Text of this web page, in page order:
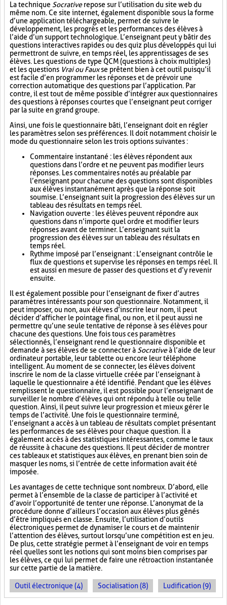
La technique Socrativerepose sur l’utilisation du site web du
même nom. Ce site internet, également disponible sous la forme
d’une application téléchargeable, permet de suivre le
développement, les progrès et les performances des élèves à
l’aide d’un support technologique. L’enseignant peut y bâtir des
questions interactives rapides ou des quiz plus développés qui lui
permettront de suivre, en temps réel, les apprentissages de ses
élèves. Les questions de type QCM (questions à choix multiples)
et les questions Vrai ou Fauxse prêtent bien à cet outil puisqu’il
est facile d’en programmer les réponses et de prévoir une
correction automatique des questions par l’application. Par
contre, il est tout de même possible d’intégrer aux questionnaires
des questions à réponses courtes que l’enseignant peut corriger
par la suite en grand groupe.
Ainsi, une fois le questionnaire bâti, l’enseignant doit en régler
les paramètres selon ses préférences. Il doit notamment choisir le
mode du questionnaire selon les trois options suivantes :
Commentaire instantané : les élèves répondent aux
questions dans l’ordre et ne peuvent pas modifier leurs
réponses. Les commentaires notés au préalable par
l’enseignant pour chacune des questions sont disponibles
aux élèves instantanément après que la réponse soit
soumise. L’enseignant suit la progression des élèves sur un
tableau des résultats en temps réel.
Navigation ouverte : les élèves peuvent répondre aux
questions dans n’importe quel ordre et modifier leurs
réponses avant de terminer. L’enseignant suit la
progression des élèves sur un tableau des résultats en
temps réel.
Rythme imposé par l’enseignant : L’enseignant contrôle le
flux de questions et supervise les réponses en temps réel. Il
est aussi en mesure de passer des questions et d’y revenir
ensuite.
Il est également possible pour l’enseignant de fixer d’autres
paramètres intéressants pour son questionnaire. Notamment, il
peut imposer, ou non, aux élèves d’inscrire leur nom, il peut
décider d’afficher le pointage final, ou non, et il peut aussi ne
permettre qu’une seule tentative de réponse à ses élèves pour
chacune des questions. Une fois tous ces paramètres
sélectionnés, l’enseignant rend le questionnaire disponible et
demande à ses élèves de se connecter à Socrativeà l’aide de leur
ordinateur portable, leur tablette ou encore leur téléphone
intelligent. Au moment de se connecter, les élèves doivent
inscrire le nom de la classe virtuelle créée par l’enseignant à
laquelle le questionnaire a été identifié. Pendant que les élèves
remplissent le questionnaire, il est possible pour l’enseignant de
surveiller le nombre d’élèves qui ont répondu à telle ou telle
question. Ainsi, il peut suivre leur progression et mieux gérer le
temps de l’activité. Une fois le questionnaire terminé,
l’enseignant a accès à un tableau de résultats complet présentant
les performances de ses élèves pour chaque question. Il a
également accès à des statistiques intéressantes, comme le taux
de réussite à chacune des questions. Il peut décider de montrer
ces tableaux et statistiques aux élèves, en prenant bien soin de
masquer les noms, si l’entrée de cette information avait été
imposée.
Les avantages de cette technique sont nombreux. D’abord, elle
permet à l’ensemble de la classe de participer à l’activité et
d’avoir l’opportunité de tenter une réponse. L’anonymat de la
procédure donne d’ailleurs l’occasion aux élèves plus gênés
d’être impliqués en classe. Ensuite, l’utilisation d’outils
électroniques permet de dynamiser le cours et de maintenir
l’attention des élèves, surtout lorsqu’une compétition est en jeu.
De plus, cette stratégie permet à l’enseignant de voir en temps
réel quelles sont les notions qui sont moins bien comprises par
les élèves, ce qui lui permet de faire une rétroaction instantanée
sur cette partie de la matière.
Outil électronique (4) Socialisation (8) Ludification (9)